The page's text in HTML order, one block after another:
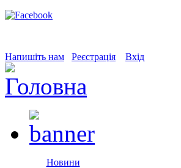
Напишіть нам Реєстрація Вхід
Новини